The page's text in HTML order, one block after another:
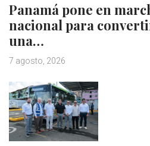
Panamá pone en
nacional para
una…
7 agosto, 2026